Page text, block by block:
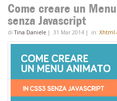
Come creare un
senza Javascript
diTina Daniele | 31 Mar 2014 | in: Xhtml